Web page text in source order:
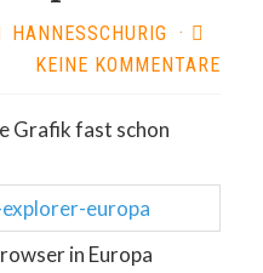
HANNESSCHURIG ·
KEINE KOMMENTARE
Grafik fast schon
in Europa